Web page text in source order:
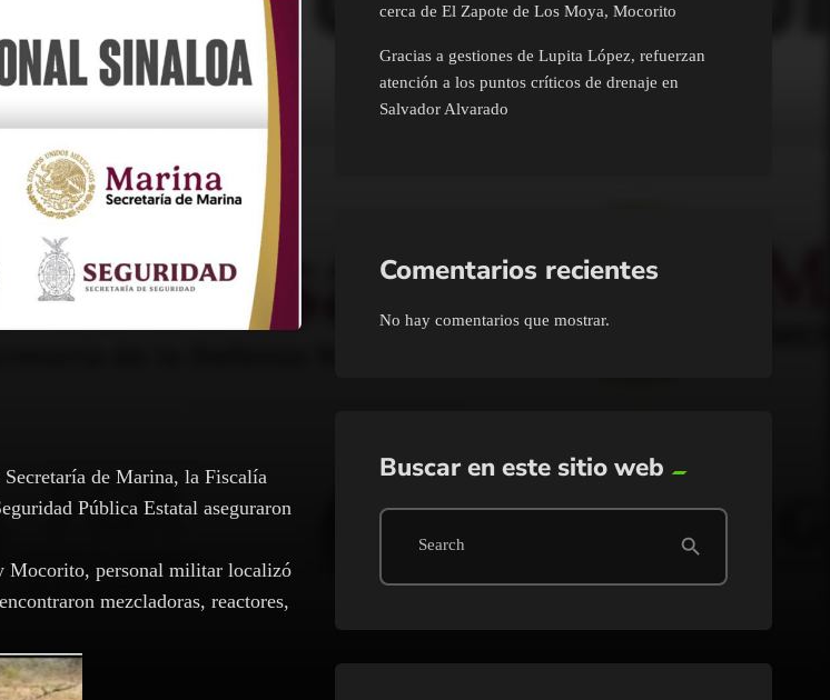
de Marina, la Fiscalía
Pública Estatal aseguraron
Mocorito, personal militar localizó
mezcladoras, reactores,
cerca de El Zapote de Los Moya, Mocorito
Gracias a gestiones de Lupita López, refuerzan
atención a los puntos críticos de drenaje en
Salvador Alvarado
Comentarios recientes
No hay comentarios que mostrar.
Buscar en este sitio web
Search search